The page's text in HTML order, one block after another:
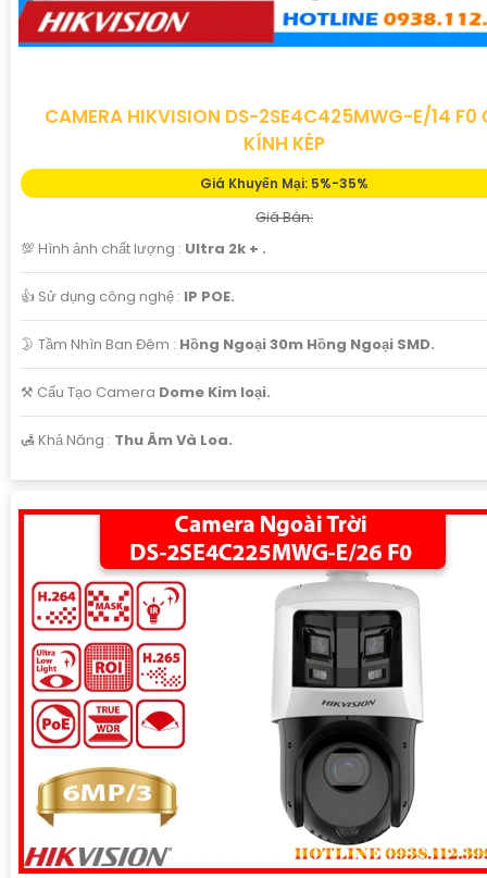
CAMERA HIKVISION DS-2SE4C425MWG-E/14 F0
KÍNH KÉP
Giá Khuyến Mại: 5%-35%
Giá Bán:
💯 Hình ảnh chất lượng : Ultra 2k + .
👍 Sử dụng công nghệ : IP POE.
🌛 Tầm Nhìn Ban Đêm : Hồng Ngoại 30m Hồng Ngoại SMD.
⚒ Cấu Tạo Camera Dome Kim loại.
️🛃 Khả Năng : Thu Âm Và Loa.